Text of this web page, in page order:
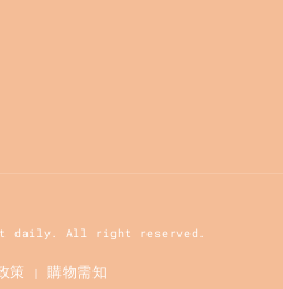
daily. All right reserved.
策 |購物需知